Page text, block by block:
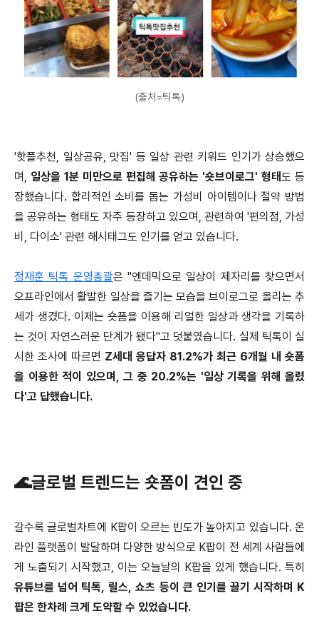
(출처=틱톡)
'핫플추천, 일상공유, 맛집' 등 일상 관련 키워드 인기가 상승했으
며, 일상을 1분 미만으로 편집해 공유하는 '숏브이로그' 형태도 등
장했습니다. 합리적인 소비를 돕는 가성비 아이템이나 절약 방법
을 공유하는 형태도 자주 등장하고 있으며, 관련하여 '편의점, 가성
비, 다이소' 관련 해시태그도 인기를 얻고 있습니다.
정재훈 틱톡 운영총괄은 "엔데믹으로 일상이 제자리를 찾으면서
오프라인에서 활발한 일상을 즐기는 모습을 브이로그로 올리는 추
세가 생겼다. 이제는 숏폼을 이용해 리얼한 일상과 생각을 기록하
는 것이 자연스러운 단계가 됐다"고 덧붙였습니다. 실제 틱톡이 실
시한 조사에 따르면 Z세대 응답자 81.2%가 최근 6개월 내 숏폼
을 이용한 적이 있으며, 그 중 20.2%는 '일상 기록을 위해 올렸
다'고 답했습니다.
🌊글로벌 트렌드는 숏폼이 견인 중
갈수록 글로벌차트에 K팝이 오르는 빈도가 높아지고 있습니다. 온
라인 플랫폼이 발달하며 다양한 방식으로 K팝이 전 세계 사람들에
게 노출되기 시작했고, 이는 오늘날의 K팝을 있게 했습니다. 특히
유튜브를 넘어 틱톡, 릴스, 쇼츠 등이 큰 인기를 끌기 시작하며 K
팝은 한차례 크게 도약할 수 있었습니다.